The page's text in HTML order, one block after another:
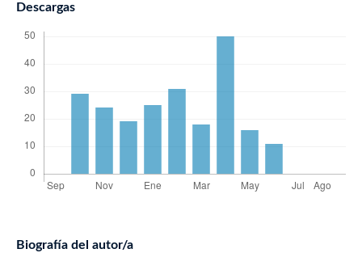
Descargas
Biografía del autor/a